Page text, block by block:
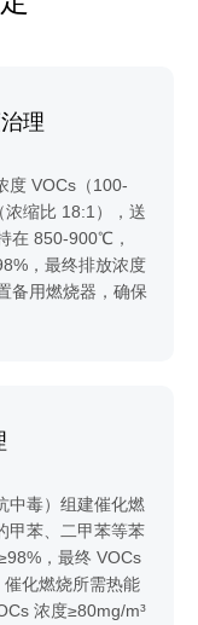
理
度 VOCs（100-
浓缩比 18:1），送
在 850-900℃，
，最终排放浓度
备用燃烧器，确保
中毒）组建催化燃
甲苯、二甲苯等苯
，最终 VOCs
化燃烧所需热能
浓度≥80mg/m³